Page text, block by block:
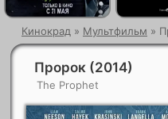
Кинокрад » Мультфильм »
Пророк (2014)
The Prophet